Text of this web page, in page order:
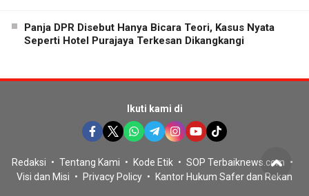
Panja DPR Disebut Hanya Bicara Teori, Kasus Nyata
Seperti Hotel Purajaya Terkesan Dikangkangi
Ikuti kami di
Redaksi Tentang Kami Kode Etik
SOP Terbaiknews.com
Visi dan Misi
Privacy Policy Kantor Hukum Safer dan Rekan